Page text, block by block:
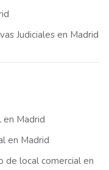
Judiciales en Madrid
en Madrid
en Madrid
de local comercial en